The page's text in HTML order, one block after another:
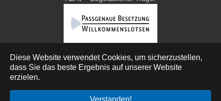
Diese Website verwendet Cookies, um sicherzustellen,
dass Sie das beste Ergebnis auf unserer Website
erzielen.
Verstanden!
Deutsch
© 2026 Bau Bildung Sachsen-Anhalt e. V.